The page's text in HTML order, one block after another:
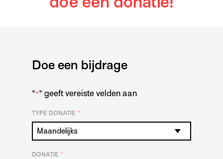
Doe een bijdrage
"*" geeft vereiste velden aan
TYPE DONATIE *
DONATIE *